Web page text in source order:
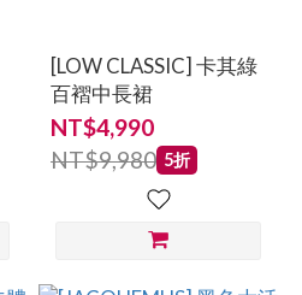
[LOW CLASSIC] 卡其綠
百褶中長裙
NT$4,990
NT$9,980 5折